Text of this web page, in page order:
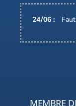
24/06 : Faut-
MEMBRE